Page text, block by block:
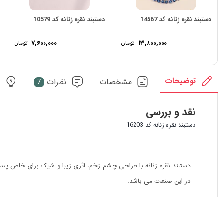
دستبند نقره زنانه کد 14567
۱۳,۸۰۰,۰۰۰ تومان
دستبند نقره زنانه کد 10579
۷,۶۰۰,۰۰۰ تومان
توضیحات مشخصات نظرات 7
نقد و بررسی
دستبند نقره زنانه کد 16203
در این صنعت می باشد.